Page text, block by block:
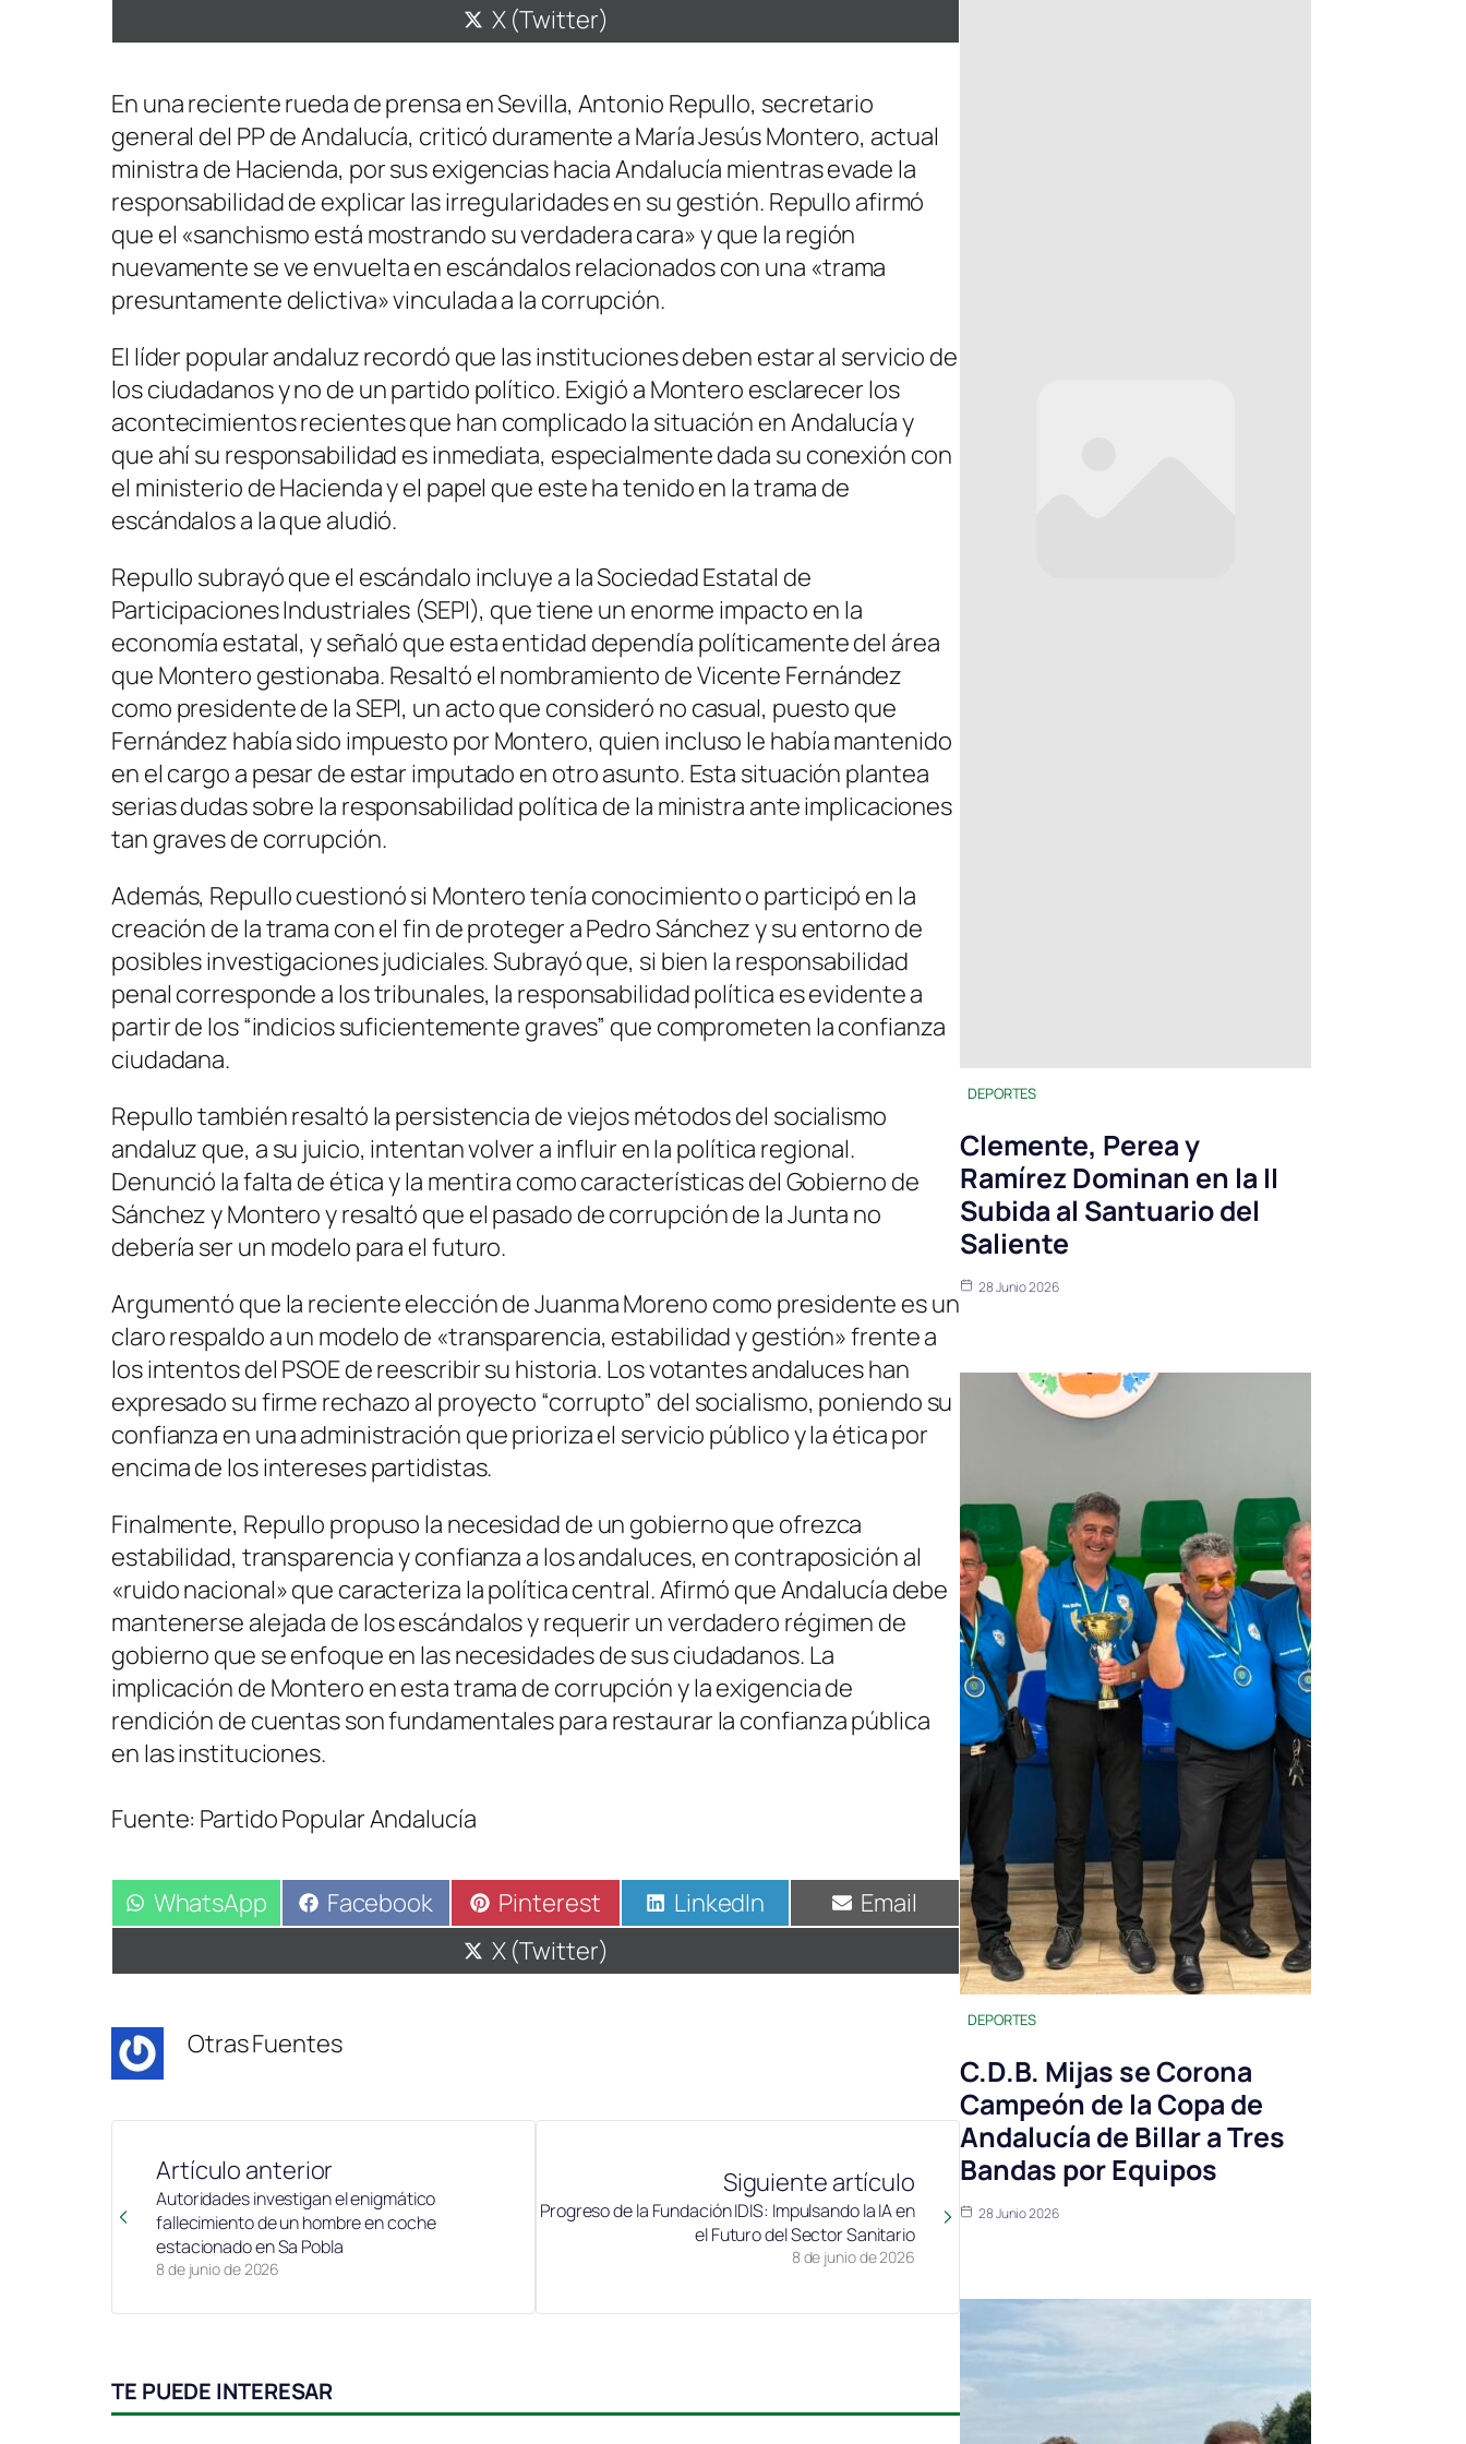
Compartir
en
X (Twitter)
En una reciente rueda de prensa en Sevilla, Antonio Repullo, secretario
general del PP de Andalucía, criticó duramente a María Jesús Montero, actual
ministra de Hacienda, por sus exigencias hacia Andalucía mientras evade la
responsabilidad de explicar las irregularidades en su gestión. Repullo afirmó
que el «sanchismo está mostrando su verdadera cara» y que la región
nuevamente se ve envuelta en escándalos relacionados con una «trama
presuntamente delictiva» vinculada a la corrupción.
El líder popular andaluz recordó que las instituciones deben estar al servicio de
los ciudadanos y no de un partido político. Exigió a Montero esclarecer los
acontecimientos recientes que han complicado la situación en Andalucía y
que ahí su responsabilidad es inmediata, especialmente dada su conexión con
el ministerio de Hacienda y el papel que este ha tenido en la trama de
escándalos a la que aludió.
Repullo subrayó que el escándalo incluye a la Sociedad Estatal de
Participaciones Industriales (SEPI), que tiene un enorme impacto en la
economía estatal, y señaló que esta entidad dependía políticamente del área
que Montero gestionaba. Resaltó el nombramiento de Vicente Fernández
como presidente de la SEPI, un acto que consideró no casual, puesto que
Fernández había sido impuesto por Montero, quien incluso le había mantenido
en el cargo a pesar de estar imputado en otro asunto. Esta situación plantea
serias dudas sobre la responsabilidad política de la ministra ante implicaciones
tan graves de corrupción.
Además, Repullo cuestionó si Montero tenía conocimiento o participó en la
creación de la trama con el fin de proteger a Pedro Sánchez y su entorno de
posibles investigaciones judiciales. Subrayó que, si bien la responsabilidad
penal corresponde a los tribunales, la responsabilidad política es evidente a
partir de los “indicios suficientemente graves” que comprometen la confianza
ciudadana.
Repullo también resaltó la persistencia de viejos métodos del socialismo
andaluz que, a su juicio, intentan volver a influir en la política regional.
Denunció la falta de ética y la mentira como características del Gobierno de
Sánchez y Montero y resaltó que el pasado de corrupción de la Junta no
debería ser un modelo para el futuro.
Argumentó que la reciente elección de Juanma Moreno como presidente es un
claro respaldo a un modelo de «transparencia, estabilidad y gestión» frente a
los intentos del PSOE de reescribir su historia. Los votantes andaluces han
expresado su firme rechazo al proyecto “corrupto” del socialismo, poniendo su
confianza en una administración que prioriza el servicio público y la ética por
encima de los intereses partidistas.
Finalmente, Repullo propuso la necesidad de un gobierno que ofrezca
estabilidad, transparencia y confianza a los andaluces, en contraposición al
«ruido nacional» que caracteriza la política central. Afirmó que Andalucía debe
mantenerse alejada de los escándalos y requerir un verdadero régimen de
gobierno que se enfoque en las necesidades de sus ciudadanos. La
implicación de Montero en esta trama de corrupción y la exigencia de
rendición de cuentas son fundamentales para restaurar la confianza pública
en las instituciones.
Fuente: Partido Popular Andalucía
Compartir
en
WhatsApp Compartir
en
Facebook Compartir
en
Pinterest Compartir
en
LinkedIn Compartir
en
Email
Compartir
en
X (Twitter)
Otras Fuentes
Artículo anterior
8 de junio de 2026
Autoridades investigan el enigmático
fallecimiento de un hombre en coche
estacionado en Sa Pobla
Siguiente artículo
8 de junio de 2026
Progreso de la Fundación IDIS: Impulsando la IA en
el Futuro del Sector Sanitario
TE PUEDE INTERESAR
DEPORTES
Clemente, Perea y
Ramírez Dominan en la II
Subida al Santuario del
Saliente
28 Junio 2026
DEPORTES
C.D.B. Mijas se Corona
Campeón de la Copa de
Andalucía de Billar a Tres
Bandas por Equipos
28 Junio 2026